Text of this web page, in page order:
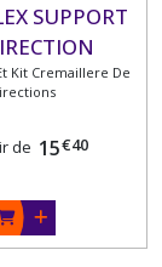
SUPPORT
Kit Cremaillere De
de 15€40